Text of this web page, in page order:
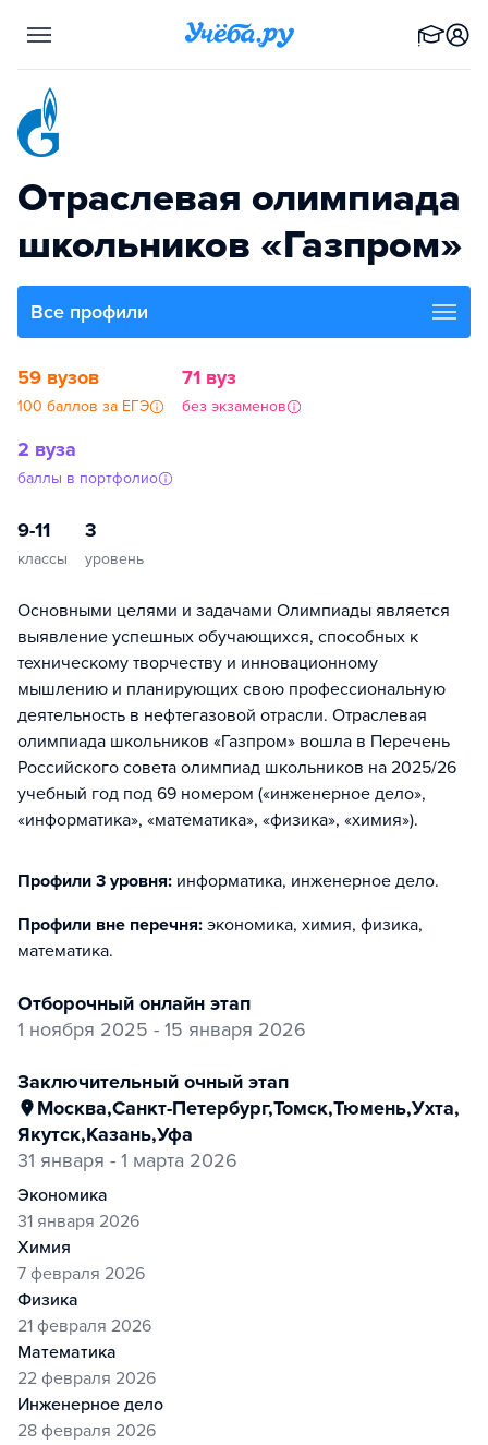
Отраслевая олимпиада
школьников «Газпром»
Все профили
59 вузов
100 баллов за ЕГЭ
71 вуз
без экзаменов
2 вуза
баллы в портфолио
9-11
классы
3
уровень
Основными целями и задачами Олимпиады является
выявление успешных обучающихся, способных к
техническому творчеству и инновационному
мышлению и планирующих свою профессиональную
деятельность в нефтегазовой отрасли. Отраслевая
олимпиада школьников «Газпром» вошла в Перечень
Российского совета олимпиад школьников на 2025/26
учебный год под 69 номером («инженерное дело»,
«информатика», «математика», «физика», «химия»).
Профили 3 уровня: информатика, инженерное дело.
Профили вне перечня: экономика, химия, физика,
математика.
отборочный онлайн этап
1 ноября 2025 - 15 января 2026
заключительный очный этап
Москва,Санкт-Петербург,Томск,Тюмень,Ухта,
Якутск,Казань,Уфа
31 января - 1 марта 2026
экономика
31 января 2026
химия
7 февраля 2026
физика
21 февраля 2026
математика
22 февраля 2026
инженерное дело
28 февраля 2026